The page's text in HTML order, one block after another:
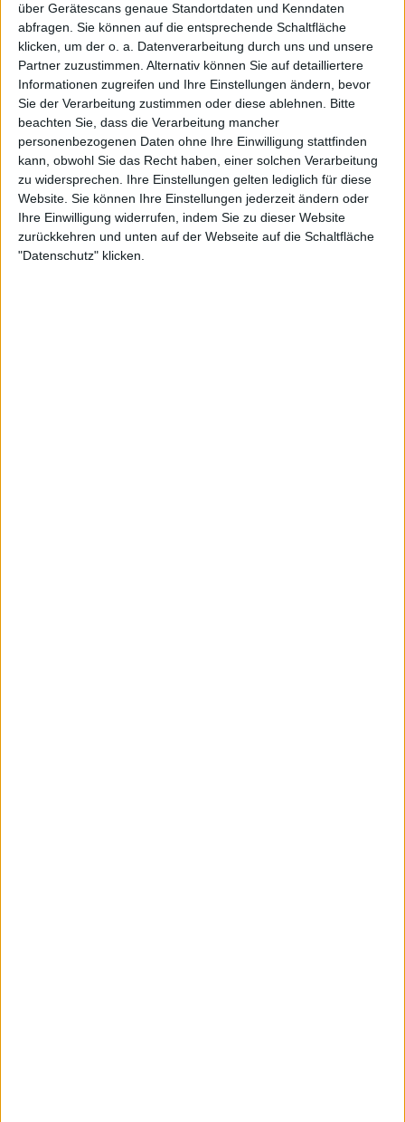
über Gerätescans genaue Standortdaten und Kenndaten
abfragen. Sie können auf die entsprechende Schaltfläche
klicken, um der o. a. Datenverarbeitung durch uns und unsere
Partner zuzustimmen. Alternativ können Sie auf detailliertere
Informationen zugreifen und Ihre Einstellungen ändern, bevor
Sie der Verarbeitung zustimmen oder diese ablehnen. Bitte
beachten Sie, dass die Verarbeitung mancher
personenbezogenen Daten ohne Ihre Einwilligung stattfinden
kann, obwohl Sie das Recht haben, einer solchen Verarbeitung
zu widersprechen. Ihre Einstellungen gelten lediglich für diese
Website. Sie können Ihre Einstellungen jederzeit ändern oder
Ihre Einwilligung widerrufen, indem Sie zu dieser Website
zurückkehren und unten auf der Webseite auf die Schaltfläche
"Datenschutz" klicken.
Davis Cup Duell: Deutschland gegen Israel - Alle
Infos zum Spiel
01 Februar 2025